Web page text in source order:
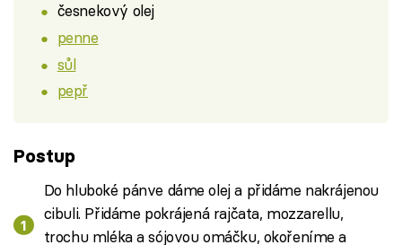
česnekový olej
penne
sůl
pepř
Postup
Do hluboké pánve dáme olej a přidáme nakrájenou
cibuli. Přidáme pokrájená rajčata, mozzarellu,
trochu mléka a sójovou omáčku, okořeníme a